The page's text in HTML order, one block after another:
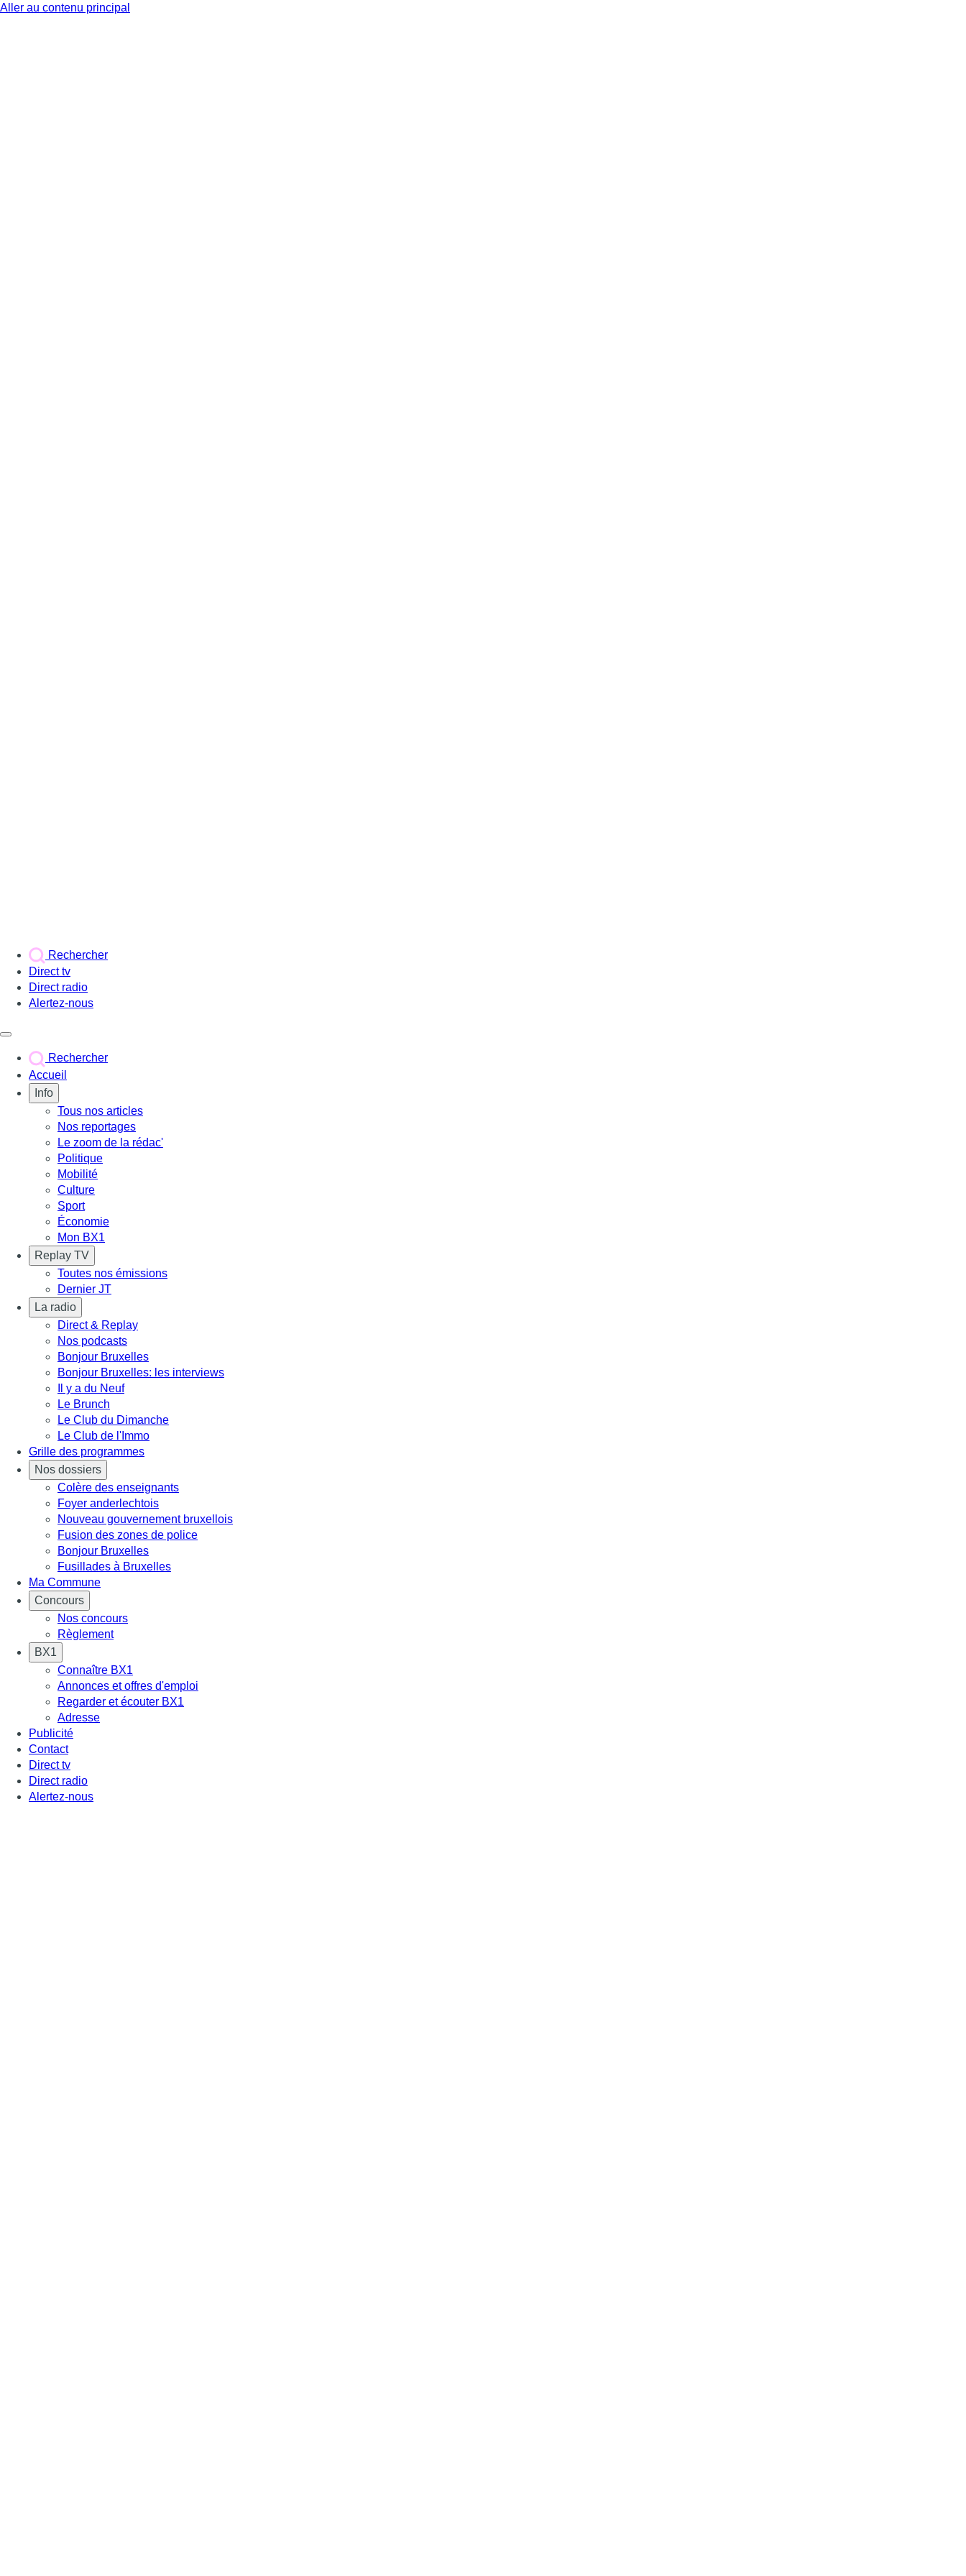
Aller au contenu principal
Rechercher
Direct tv
Direct radio
Alertez-nous
Rechercher
Accueil
Info
Tous nos articles
Nos reportages
Le zoom de la rédac'
Politique
Mobilité
Culture
Sport
Économie
Mon BX1
Replay TV
Toutes nos émissions
Dernier JT
La radio
Direct & Replay
Nos podcasts
Bonjour Bruxelles
Bonjour Bruxelles: les interviews
Il y a du Neuf
Le Brunch
Le Club du Dimanche
Le Club de l'Immo
Grille des programmes
Nos dossiers
Colère des enseignants
Foyer anderlechtois
Nouveau gouvernement bruxellois
Fusion des zones de police
Bonjour Bruxelles
Fusillades à Bruxelles
Ma Commune
Concours
Nos concours
Règlement
BX1
Connaître BX1
Annonces et offres d'emploi
Regarder et écouter BX1
Adresse
Publicité
Contact
Direct tv
Direct radio
Alertez-nous